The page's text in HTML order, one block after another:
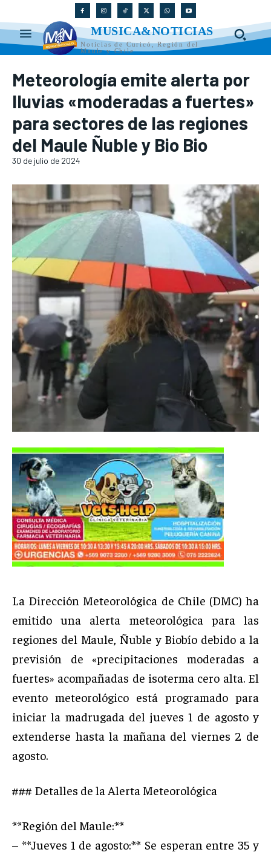
MUSICA&NOTICIAS
Noticias de Curicó, Región del
Maule y Chile
Meteorología emite alerta por
lluvias «moderadas a fuertes»
para sectores de las regiones
del Maule Ñuble y Bio Bio
30 de julio de 2024
La Dirección Meteorológica de Chile (DMC) ha
emitido una alerta meteorológica para las
regiones del Maule, Ñuble y Biobío debido a la
previsión de «precipitaciones moderadas a
fuertes» acompañadas de isoterma cero alta. El
evento meteorológico está programado para
iniciar la madrugada del jueves 1 de agosto y
extenderse hasta la mañana del viernes 2 de
agosto.
### Detalles de la Alerta Meteorológica
**Región del Maule:**
– **Jueves 1 de agosto:** Se esperan entre 35 y